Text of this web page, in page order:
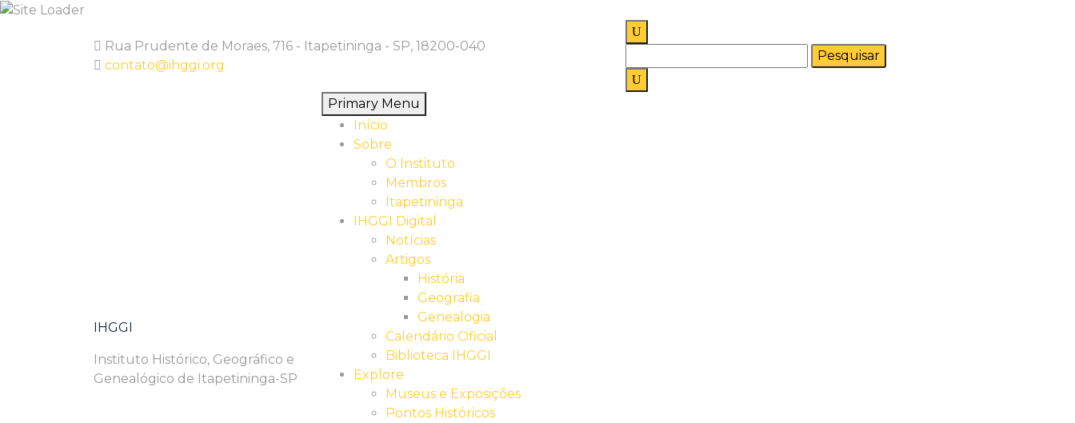
Rua Prudente de Moraes, 716 - Itapetininga - SP, 18200-040
contato@ihggi.org
por:
IHGGI
Instituto Histórico, Geográfico e
Genealógico de Itapetininga-SP
Primary Menu
Início
Sobre
O Instituto
Membros
Itapetininga
IHGGI Digital
Notícias
Artigos
História
Geografia
Genealogia
Calendário Oficial
Biblioteca IHGGI
Explore
Museus e Exposições
Pontos Históricos